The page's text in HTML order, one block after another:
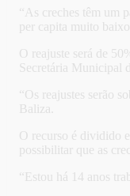
“As creches têm um
per capita muito
O reajuste será de
Secretária Municipal
“Os reajustes serão
Baliza.
O recurso é dividido
possibilitar que as
“Estou há 14 anos